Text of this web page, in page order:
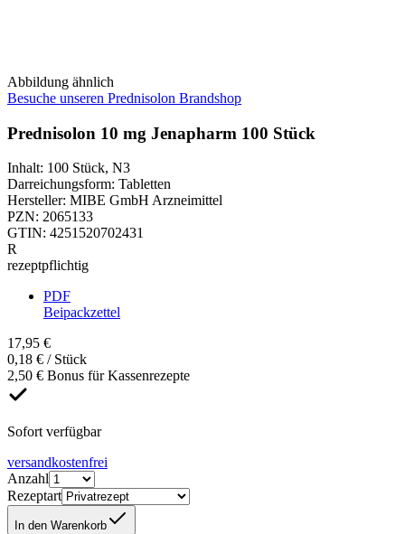
Abbildung ähnlich
Besuche unseren Prednisolon Brandshop
Prednisolon 10 mg Jenapharm 100 Stück
Inhalt: 100 Stück, N3
Darreichungsform: Tabletten
Hersteller: MIBE GmbH Arzneimittel
PZN: 2065133
GTIN: 4251520702431
R
rezeptpflichtig
PDF
Beipackzettel
17,95 €
0,18 € / Stück
2,50 € Bonus für Kassenrezepte
Sofort verfügbar
versandkostenfrei
Anzahl
Rezeptart
In den Warenkorb